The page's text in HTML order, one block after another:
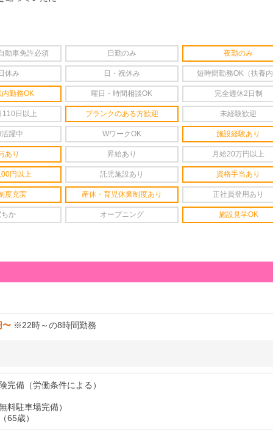
動車免許必須 日勤のみ 夜勤のみ
休み 日・祝休み 短時間勤務OK（扶養
勤務OK 曜日・時間相談OK 完全週休2日制
110日以上 ブランクのある方歓迎 未経験歓迎
躍中 WワークOK 施設経験あり
あり 昇給あり 月給20万円以上
円以上 託児施設あり 資格手当あり
度充実 産休・育児休業制度あり 正社員登用あり
ちか オープニング 施設見学OK
〜 ※22時～の8時間勤務
完備（労働条件による）
料駐車場完備）
65歳）